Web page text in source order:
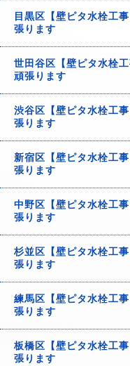
目黒区【壁ピタ水栓工
張ります
世田谷区【壁ピタ水栓
頑張ります
渋谷区【壁ピタ水栓工
張ります
新宿区【壁ピタ水栓工
張ります
中野区【壁ピタ水栓工
張ります
杉並区【壁ピタ水栓工
張ります
練馬区【壁ピタ水栓工
張ります
板橋区【壁ピタ水栓工
張ります